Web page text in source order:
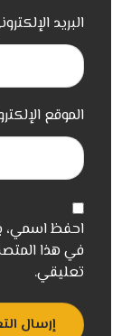
البريد
الموقع
احفظ اسمي،
في هذا
تعليقي.
إرسال